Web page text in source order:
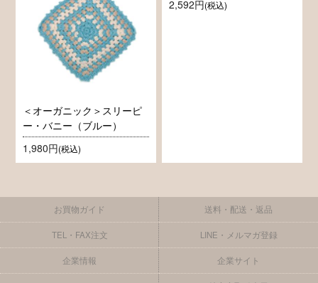
＜オーガニック＞スリーピ
ー・バニー（ブルー）
1,980円(税込)
2,592円(税込)
お買物ガイド 送料・配送・返品
TEL・FAX注文 LINE・メルマガ登録
企業情報 企業サイト